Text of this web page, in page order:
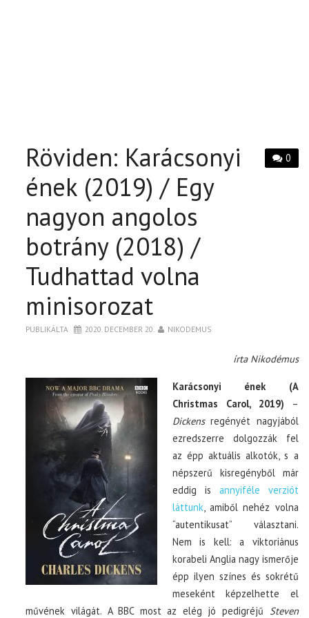
0
Röviden: Karácsonyi
ének (2019) / Egy
nagyon angolos
botrány (2018) /
Tudhattad volna
minisorozat
PUBLIKÁLTA 2020. DECEMBER 20. NIKODEMUS
írta Nikodémus
Karácsonyi ének (A
Christmas Carol, 2019) –
Dickensregényét nagyjából
ezredszerre dolgozzák fel
az épp aktuális alkotók, s a
népszerű kisregényből már
eddig is annyiféle verziót
láttunk, amiből nehéz volna
“autentikusat” választani.
Nem is kell: a viktoriánus
korabeli Anglia nagy ismerője
épp ilyen színes és sokrétű
meseként képzelhette el
művének világát. A BBC most az elég jó pedigréjű Steven